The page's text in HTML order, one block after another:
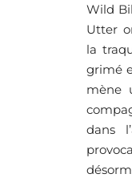
Wild
Utter
la
grimé
mène
dans